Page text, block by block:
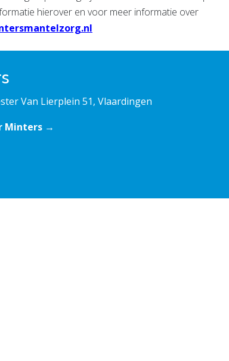
hierover en voor meer informatie over
Van Lierplein 51, Vlaardingen
Minters →